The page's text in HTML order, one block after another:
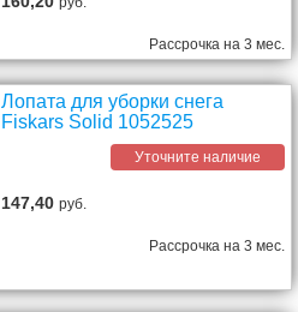
Рассрочка на 3 мес.
Лопата для уборки снега
Fiskars Solid 1052525
Уточните наличие
147,40руб.
Рассрочка на 3 мес.